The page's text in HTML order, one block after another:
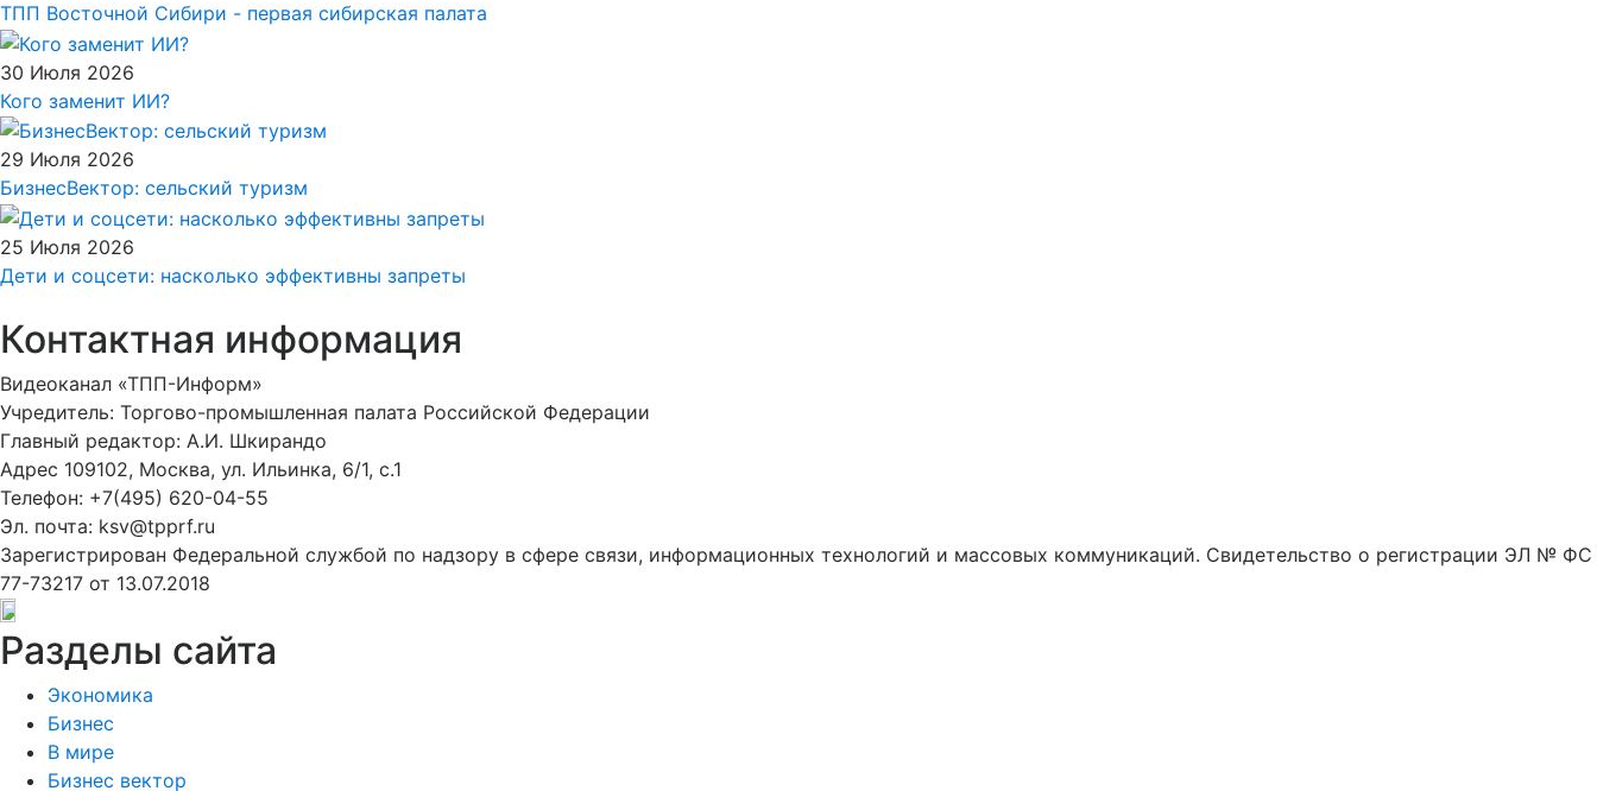
ТПП Восточной Сибири - первая сибирская палата
30 Июля 2026
Кого заменит ИИ?
29 Июля 2026
БизнесВектор: сельский туризм
25 Июля 2026
Дети и соцсети: насколько эффективны запреты
Контактная информация
Видеоканал «ТПП-Информ»
Учредитель: Торгово-промышленная палата Российской Федерации
Главный редактор: А.И. Шкирандо
Адрес 109102, Москва, ул. Ильинка, 6/1, c.1
Телефон: +7(495) 620-04-55
Эл. почта: ksv@tpprf.ru
Зарегистрирован Федеральной службой по надзору в сфере связи, информационных технологий и массовых коммуникаций. Свидетельство о регистрации ЭЛ № ФС
77-73217 от 13.07.2018
Разделы сайта
Экономика
Бизнес
В мире
Бизнес вектор